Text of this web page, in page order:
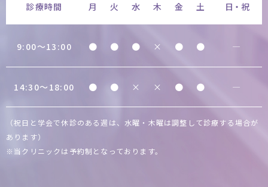
診療時間 月 火 水 木 金 土 日・祝
9:00〜13:00 ● ● ● × ● ● ―
14:30〜18:00 ● ● × × ● ● ―
（祝日と学会で休診のある週は、水曜・木曜は調整して診療する場合が
あります）
※当クリニックは予約制となっております。